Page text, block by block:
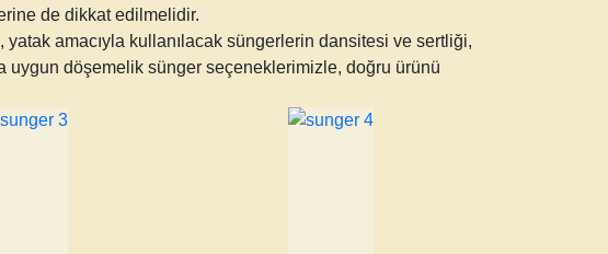
de dikkat edilmelidir.
amacıyla kullanılacak süngerlerin dansitesi ve sertliği,
uygun döşemelik sünger seçeneklerimizle, doğru ürünü